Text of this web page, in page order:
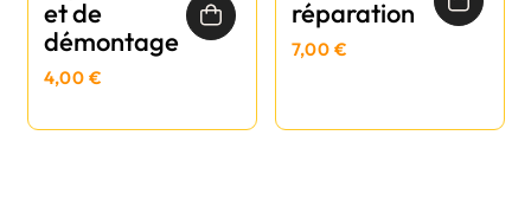
et de
démontage
4,00 €
réparation
7,00 €